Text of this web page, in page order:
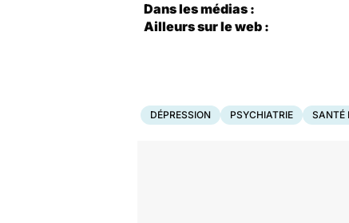
Dans les médias :
Ailleurs sur le web :
DÉPRESSION PSYCHIATRIE SANTÉ